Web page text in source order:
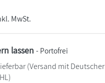
MwSt.
lassen - Portofrei
(Versand mit Deutscher